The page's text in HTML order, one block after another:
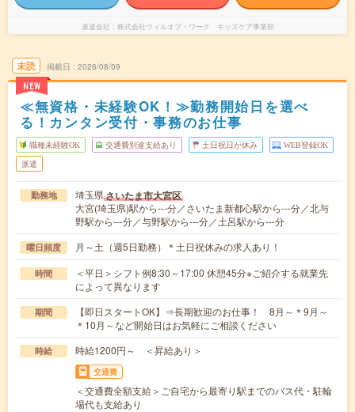
派遣会社 株式会社ウィルオブ・ワーク キッズケア事業部
未読
NEW
掲載日 2026/08/09
≪無資格・未経験OK！≫勤務開始日を選べ
る！カンタン受付・事務のお仕事
職種未経験OK 交通費別途支給あり 土日祝日が休み WEB登録OK
派遣
勤務地 埼玉県さいたま市大宮区
大宮(埼玉県)駅から---分／さいたま新都心駅から---分／北与
野駅から---分／与野駅から---分／土呂駅から---分
曜日頻度 月～土（週5日勤務）＊土日祝休みの求人あり！
時間
＜平日＞シフト例8:30～17:00 休憩45分※ご紹介する就業先
によって異なります
期間
【即日スタートOK】⇒長期歓迎のお仕事！ 8月～＊9月～
＊10月～など開始日はお気軽にご相談ください
時給 時給1200円～ ＜昇給あり＞
交通費
＜交通費全額支給＞ご自宅から最寄り駅までのバス代・駐輪
場代も支給あり